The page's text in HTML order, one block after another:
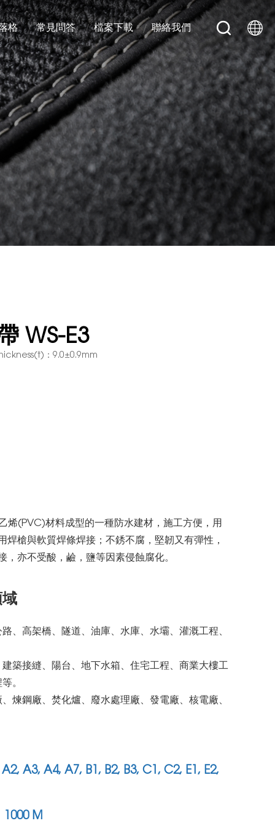
格 常見問答 檔案下載 聯絡我們
WS-E3
：9.0±0.9mm
烯(PVC)材料成型的一種防水建材，施工方便，用
焊槍與軟質焊條焊接；不銹不腐，堅韌又有彈性，
，亦不受酸，鹼，鹽等因素侵蝕腐化。
、高架橋、隧道、油庫、水庫、水壩、灌溉工程、
築接縫、陽台、地下水箱、住宅工程、商業大樓工
。
煉鋼廠、焚化爐、廢水處理廠、發電廠、核電廠、
A3, A4, A7, B1, B2, B3, C1, C2, E1, E2,
M